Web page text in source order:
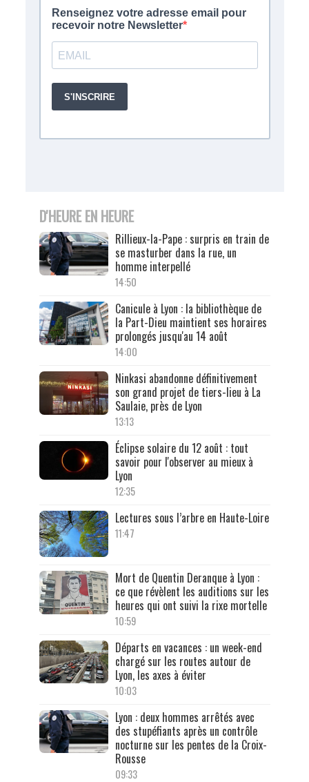
D'HEURE EN HEURE
Rillieux-la-Pape : surpris en train de
se masturber dans la rue, un
homme interpellé
14:50
Canicule à Lyon : la bibliothèque de
la Part-Dieu maintient ses horaires
prolongés jusqu'au 14 août
14:00
Ninkasi abandonne définitivement
son grand projet de tiers-lieu à La
Saulaie, près de Lyon
13:13
Éclipse solaire du 12 août : tout
savoir pour l'observer au mieux à
Lyon
12:35
Lectures sous l’arbre en Haute-Loire
11:47
Mort de Quentin Deranque à Lyon :
ce que révèlent les auditions sur les
heures qui ont suivi la rixe mortelle
10:59
Départs en vacances : un week-end
chargé sur les routes autour de
Lyon, les axes à éviter
10:03
Lyon : deux hommes arrêtés avec
des stupéfiants après un contrôle
nocturne sur les pentes de la Croix-
Rousse
09:33